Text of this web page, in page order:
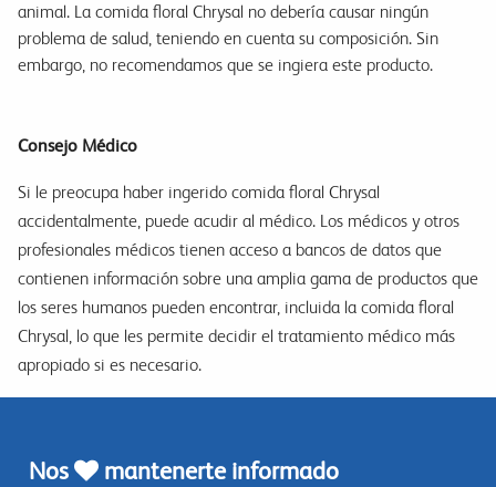
animal. La comida floral Chrysal no debería causar ningún
problema de salud, teniendo en cuenta su composición. Sin
embargo, no recomendamos que se ingiera este producto.
Consejo Médico
Si le preocupa haber ingerido comida floral Chrysal
accidentalmente, puede acudir al médico. Los médicos y otros
profesionales médicos tienen acceso a bancos de datos que
contienen información sobre una amplia gama de productos que
los seres humanos pueden encontrar, incluida la comida floral
Chrysal, lo que les permite decidir el tratamiento médico más
apropiado si es necesario.
Nos mantenerte informado